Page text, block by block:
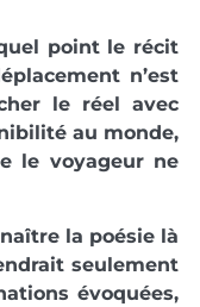
point le récit
n’est
le réel avec
au monde,
le voyageur ne
la poésie là
seulement
évoquées,